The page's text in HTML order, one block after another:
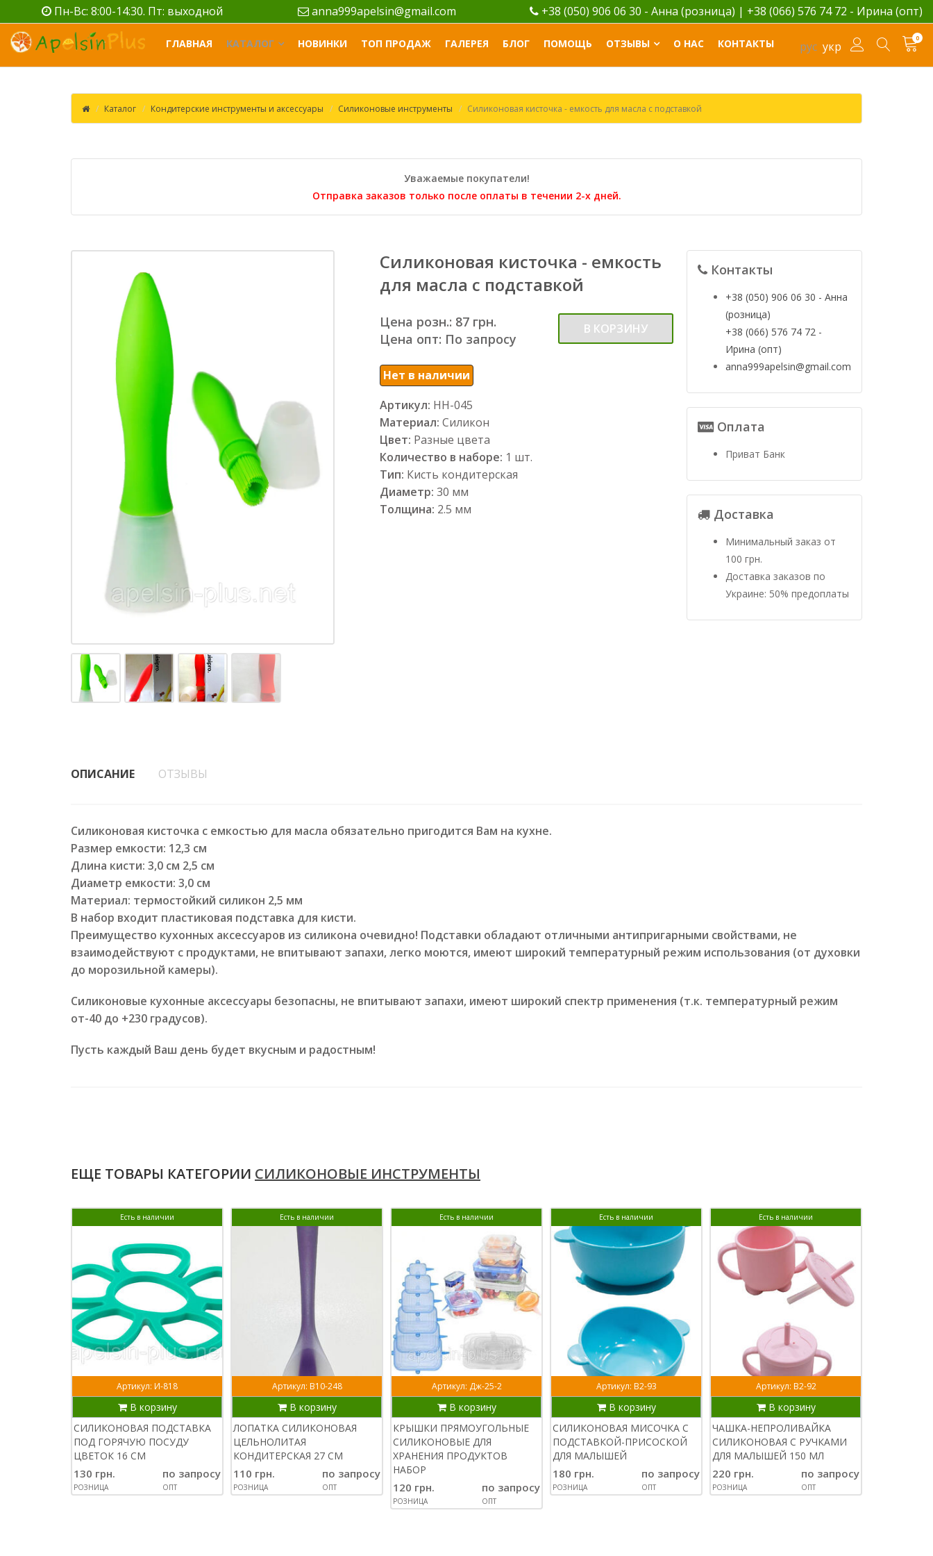
Пн-Вс: 8:00-14:30. Пт: выходной anna999apelsin@gmail.com +38 (050) 906 06 30 - Анна (розница) | +38 (066) 576 74 72 - Ирина (опт)
рус укр
0
ГЛАВНАЯ КАТАЛОГ НОВИНКИ ТОП ПРОДАЖ ГАЛЕРЕЯ БЛОГ ПОМОЩЬ ОТЗЫВЫ О НАС КОНТАКТЫ
Каталог Кондитерские инструменты и аксессуары Силиконовые инструменты Силиконовая кисточка - емкость для масла с подставкой
Уважаемые покупатели!
Отправка заказов только после оплаты в течении 2-х дней.
Силиконовая кисточка - емкость
для масла с подставкой
Цена розн.: 87 грн.
Цена опт: По запросу
В КОРЗИНУ
Нет в наличии
Артикул: НН-045
Материал: Силикон
Цвет: Разные цвета
Количество в наборе: 1 шт.
Тип: Кисть кондитерская
Диаметр: 30 мм
Толщина: 2.5 мм
Контакты
+38 (050) 906 06 30 - Анна
(розница)
+38 (066) 576 74 72 -
Ирина (опт)
anna999apelsin@gmail.com
Оплата
Приват Банк
Доставка
Минимальный заказ от
100 грн.
Доставка заказов по
Украине: 50% предоплаты
ОПИСАНИЕ ОТЗЫВЫ
Силиконовая кисточка с емкостью для масла обязательно пригодится Вам на кухне.
Размер емкости: 12,3 см
Длина кисти: 3,0 см 2,5 см
Диаметр емкости: 3,0 см
Материал: термостойкий силикон 2,5 мм
В набор входит пластиковая подставка для кисти.
Преимущество кухонных аксессуаров из силикона очевидно! Подставки обладают отличными антипригарными свойствами, не
взаимодействуют с продуктами, не впитывают запахи, легко моются, имеют широкий температурный режим использования (от духовки
до морозильной камеры).
Силиконовые кухонные аксессуары безопасны, не впитывают запахи, имеют широкий спектр применения (т.к. температурный режим
от-40 до +230 градусов).
Пусть каждый Ваш день будет вкусным и радостным!
ЕЩЕ ТОВАРЫ КАТЕГОРИИ СИЛИКОНОВЫЕ ИНСТРУМЕНТЫ
Есть в наличии
Артикул: И-818
В корзину
СИЛИКОНОВАЯ ПОДСТАВКА
ПОД ГОРЯЧУЮ ПОСУДУ
ЦВЕТОК 16 СМ
130 грн.
РОЗНИЦА
по запросу
ОПТ
Есть в наличии
Артикул: В10-248
В корзину
ЛОПАТКА СИЛИКОНОВАЯ
ЦЕЛЬНОЛИТАЯ
КОНДИТЕРСКАЯ 27 СМ
110 грн.
РОЗНИЦА
по запросу
ОПТ
Есть в наличии
Артикул: Дж-25-2
В корзину
КРЫШКИ ПРЯМОУГОЛЬНЫЕ
СИЛИКОНОВЫЕ ДЛЯ
ХРАНЕНИЯ ПРОДУКТОВ
НАБОР
120 грн.
РОЗНИЦА
по запросу
ОПТ
Есть в наличии
Артикул: В2-93
В корзину
СИЛИКОНОВАЯ МИСОЧКА С
ПОДСТАВКОЙ-ПРИСОСКОЙ
ДЛЯ МАЛЫШЕЙ
180 грн.
РОЗНИЦА
по запросу
ОПТ
Есть в наличии
Артикул: В2-92
В корзину
ЧАШКА-НЕПРОЛИВАЙКА
СИЛИКОНОВАЯ С РУЧКАМИ
ДЛЯ МАЛЫШЕЙ 150 МЛ
220 грн.
РОЗНИЦА
по запросу
ОПТ